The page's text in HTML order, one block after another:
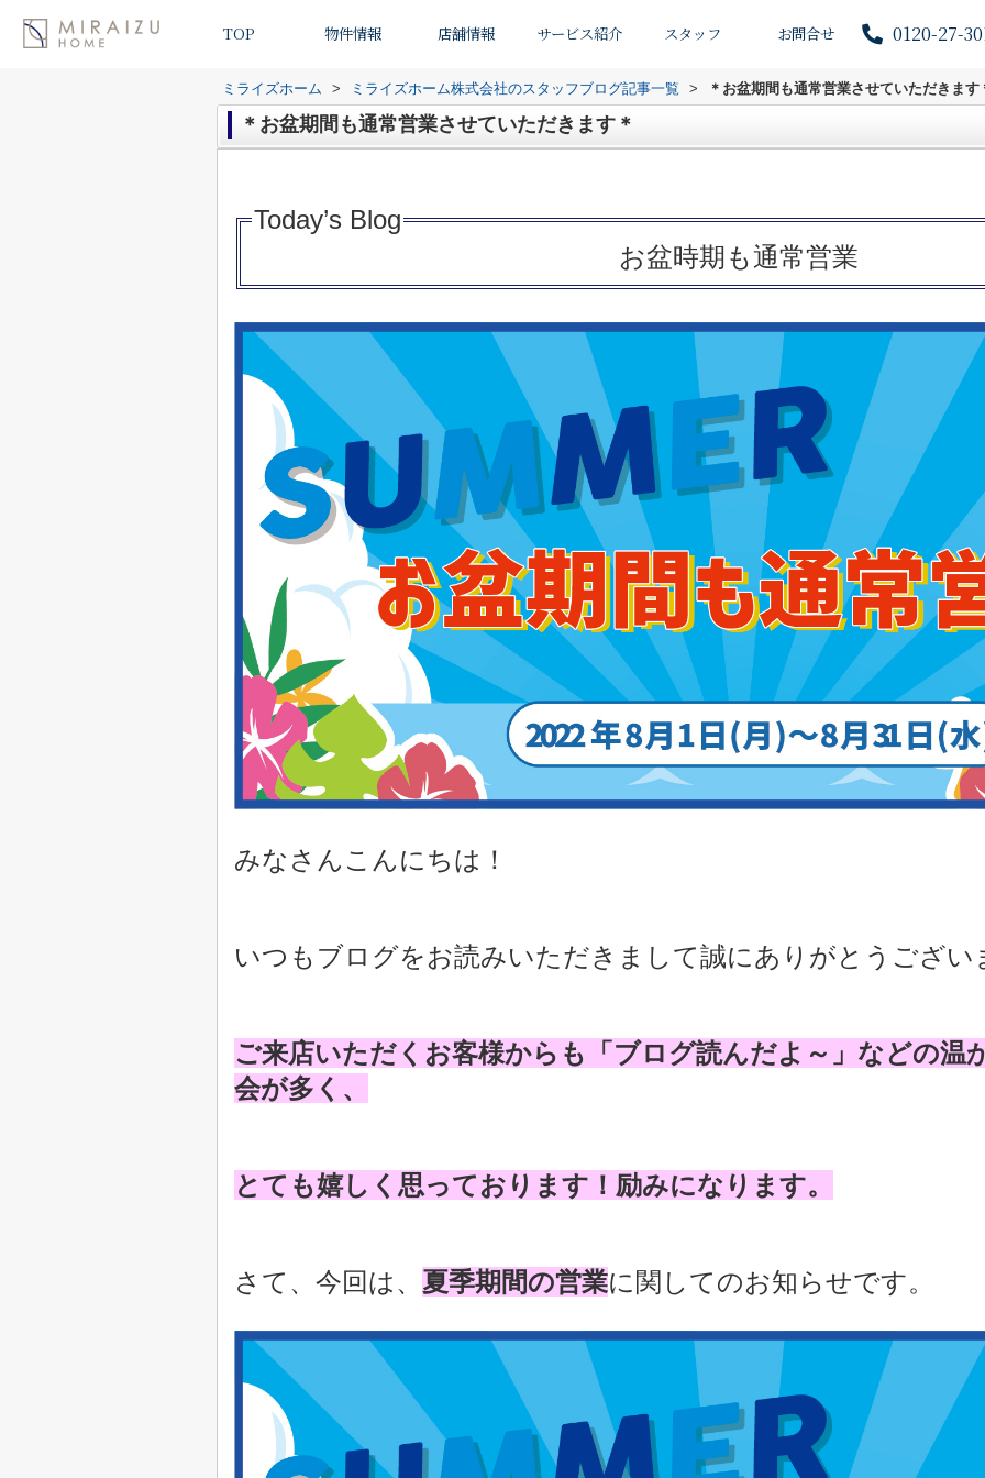
TOP 物件情報 店舗情報 サービス紹介 スタッフ お問合せ 0120-27-
ミライズホーム > ミライズホーム株式会社のスタッフブログ記事一覧 > ＊お盆期間も通常営業させていただきます
＊お盆期間も通常営業させていただきます＊
Today’s Blog
お盆時期も通常営業
みなさんこんにちは！
いつもブログをお読みいただきまして誠にありがとうござい
ご来店いただくお客様からも「ブログ読んだよ～」などの温
会が多く、
とても嬉しく思っております！励みになります。
さて、今回は、 夏季期間の営業に関してのお知らせです。